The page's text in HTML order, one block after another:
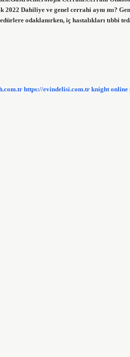
Dahiliye ve genel cerrahi aynı mı?
odaklanırken, iç hastalıkları tıbbi
https://evindelisi.com.tr knight online